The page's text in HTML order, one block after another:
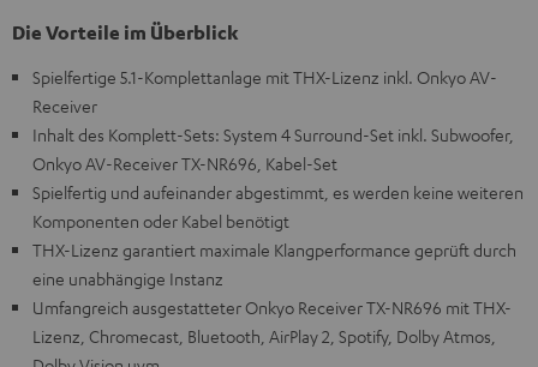
Die Vorteile im Überblick
Spielfertige 5.1-Komplettanlage mit THX-Lizenz inkl. Onkyo AV-
Receiver
Inhalt des Komplett-Sets: System 4 Surround-Set inkl. Subwoofer,
Onkyo AV-Receiver TX-NR696, Kabel-Set
Spielfertig und aufeinander abgestimmt, es werden keine weiteren
Komponenten oder Kabel benötigt
THX-Lizenz garantiert maximale Klangperformance geprüft durch
eine unabhängige Instanz
Umfangreich ausgestatteter Onkyo Receiver TX-NR696 mit THX-
Lizenz, Chromecast, Bluetooth, AirPlay 2, Spotify, Dolby Atmos,